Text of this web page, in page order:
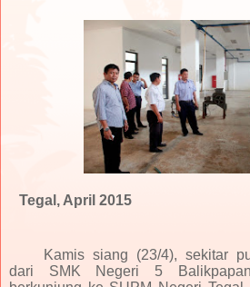
Tegal, April 2015
Kamis siang (23/4), sekitar
dari SMK Negeri 5